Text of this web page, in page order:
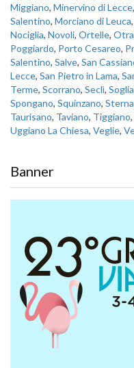
Miggiano, Minervino di Lecce,
Salentino, Morciano di Leuca,
Nociglia, Novoli, Ortelle,
Poggiardo, Porto Cesareo,
Salentino, Salve, San
Lecce, San Pietro in Lama,
Terme, Scorrano, Seclì,
Spongano, Squinzano,
Taurisano, Taviano, Tiggiano,
Uggiano La Chiesa, Veglie,
Banner